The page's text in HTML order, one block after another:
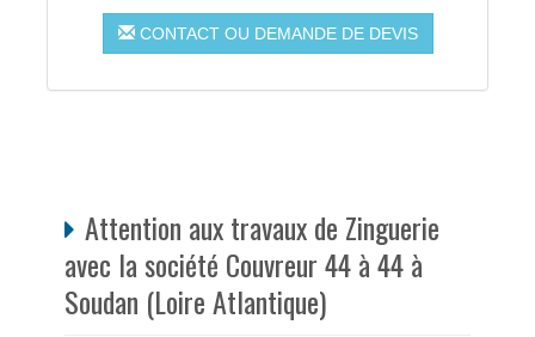
CONTACT OU DEMANDE DE DEVIS
Attention aux travaux de Zinguerie
avec la société Couvreur 44 à 44 à
Soudan (Loire Atlantique)